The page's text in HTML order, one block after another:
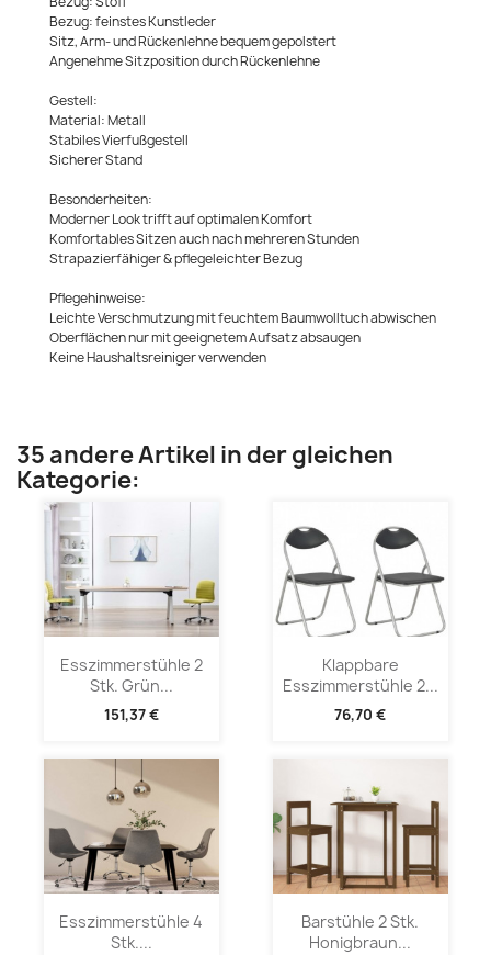
Bezug: feinstes Kunstleder
Sitz, Arm- und Rückenlehne bequem gepolstert
Angenehme Sitzposition durch Rückenlehne
Gestell:
Material: Metall
Stabiles Vierfußgestell
Sicherer Stand
Besonderheiten:
Moderner Look trifft auf optimalen Komfort
Komfortables Sitzen auch nach mehreren Stunden
Strapazierfähiger & pflegeleichter Bezug
Pflegehinweise:
Leichte Verschmutzung mit feuchtem Baumwolltuch abwischen
Oberflächen nur mit geeignetem Aufsatz absaugen
Keine Haushaltsreiniger verwenden
35 andere Artikel in der gleichen
Kategorie:
Esszimmerstühle 2
Stk. Grün...
151,37 €
Klappbare
Esszimmerstühle 2...
76,70 €
Esszimmerstühle 4
Stk....
Barstühle 2 Stk.
Honigbraun...